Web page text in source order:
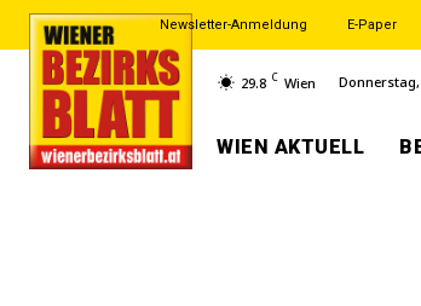
Newsletter-Anmeldung E-Paper
29.8 C Wien Donnerstag,
WIEN AKTUELL